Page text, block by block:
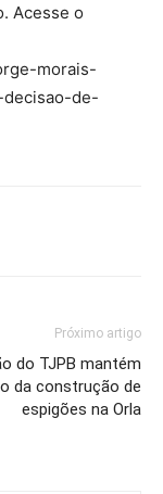
Acesse o
morais-
de-
Próximo artigo
do TJPB mantém
da construção de
espigões na Orla